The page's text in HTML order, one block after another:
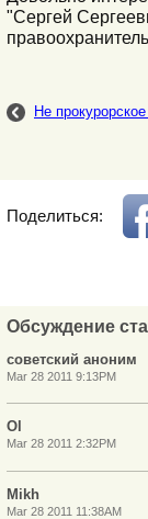
"Сергей
Не
Поделиться:
Обсуждение
советский аноним
Mar 28 2011 9:13PM
Ol
Mar 28 2011 2:32PM
Mikh
Mar 28 2011 11:38AM